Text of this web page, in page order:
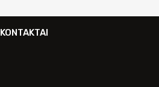
KONTAKTAI